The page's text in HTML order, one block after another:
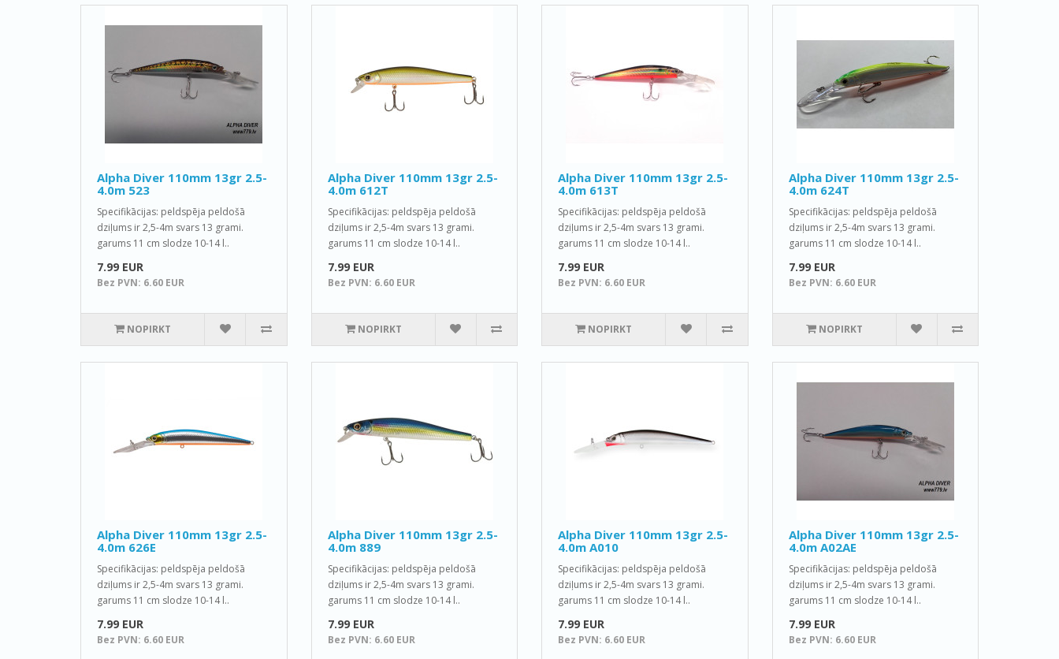
Alpha Diver 110mm 13gr 2.5-
4.0m 523
Specifikācijas: peldspēja peldošā
dziļums ir 2,5-4m svars 13 grami.
garums 11 cm slodze 10-14 l..
7.99 EUR
Bez PVN: 6.60 EUR
NOPIRKT
Alpha Diver 110mm 13gr 2.5-
4.0m 612T
Specifikācijas: peldspēja peldošā
dziļums ir 2,5-4m svars 13 grami.
garums 11 cm slodze 10-14 l..
7.99 EUR
Bez PVN: 6.60 EUR
NOPIRKT
Alpha Diver 110mm 13gr 2.5-
4.0m 613T
Specifikācijas: peldspēja peldošā
dziļums ir 2,5-4m svars 13 grami.
garums 11 cm slodze 10-14 l..
7.99 EUR
Bez PVN: 6.60 EUR
NOPIRKT
Alpha Diver 110mm 13gr 2.5-
4.0m 624T
Specifikācijas: peldspēja peldošā
dziļums ir 2,5-4m svars 13 grami.
garums 11 cm slodze 10-14 l..
7.99 EUR
Bez PVN: 6.60 EUR
NOPIRKT
Alpha Diver 110mm 13gr 2.5-
4.0m 626E
Specifikācijas: peldspēja peldošā
dziļums ir 2,5-4m svars 13 grami.
garums 11 cm slodze 10-14 l..
7.99 EUR
Bez PVN: 6.60 EUR
Alpha Diver 110mm 13gr 2.5-
4.0m 889
Specifikācijas: peldspēja peldošā
dziļums ir 2,5-4m svars 13 grami.
garums 11 cm slodze 10-14 l..
7.99 EUR
Bez PVN: 6.60 EUR
Alpha Diver 110mm 13gr 2.5-
4.0m A010
Specifikācijas: peldspēja peldošā
dziļums ir 2,5-4m svars 13 grami.
garums 11 cm slodze 10-14 l..
7.99 EUR
Bez PVN: 6.60 EUR
Alpha Diver 110mm 13gr 2.5-
4.0m A02AE
Specifikācijas: peldspēja peldošā
dziļums ir 2,5-4m svars 13 grami.
garums 11 cm slodze 10-14 l..
7.99 EUR
Bez PVN: 6.60 EUR